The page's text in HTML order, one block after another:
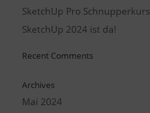
SketchUp Pro Schnupperkurs
SketchUp 2024 ist da!
Recent Comments
Archives
Mai 2024